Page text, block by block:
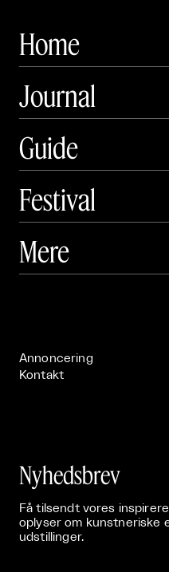
Home
Journal
Guide
Festival
 Art Matter Festival
Mere
Annoncering
Kontakt
Nyhedsbrev
Få tilsendt vores
oplyser om kunstneriske
udstillinger.